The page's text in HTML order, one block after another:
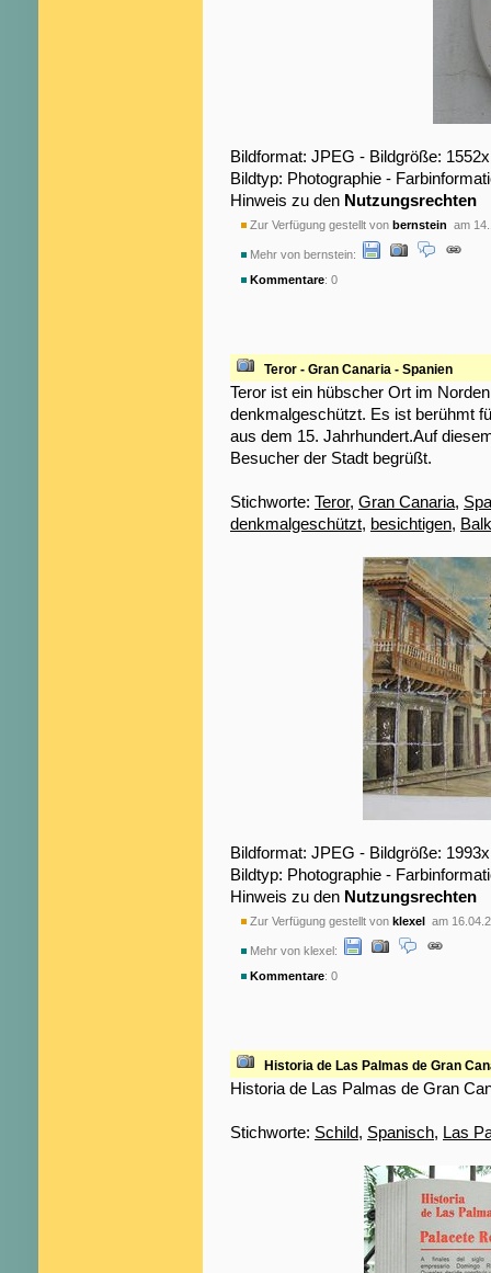
Bildformat: JPEG - Bildgröße:
Bildtyp: Photographie -
Hinweis zu den Nutzungsrechten
Zur Verfügung gestellt von bernstein am
Mehr von bernstein:
Kommentare: 0
Teror - Gran Canaria - Spanien
Teror ist ein hübscher Ort im
denkmalgeschützt. Es ist berühmt
aus dem 15. Jahrhundert.Auf
Besucher der Stadt begrüßt.
Stichworte: Teror, Gran Canaria,
denkmalgeschützt, besichtigen,
Bildformat: JPEG - Bildgröße:
Bildtyp: Photographie -
Hinweis zu den Nutzungsrechten
Zur Verfügung gestellt von klexel am
Mehr von klexel:
Kommentare: 0
Historia de Las Palmas de Gran
Historia de Las Palmas de Gran
Stichworte: Schild, Spanisch, Las